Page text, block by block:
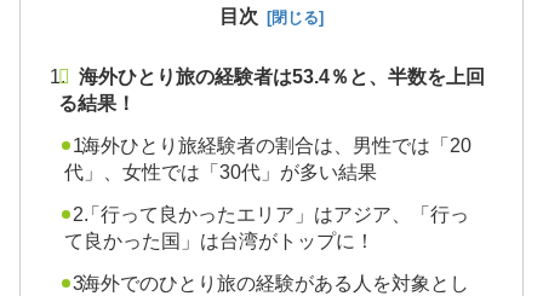
目次
海外ひとり旅の経験者は53.4％と、半数を上回
る結果！
海外ひとり旅経験者の割合は、男性では「20
代」、女性では「30代」が多い結果
「行って良かったエリア」はアジア、「行っ
て良かった国」は台湾がトップに！
海外でのひとり旅の経験がある人を対象とし